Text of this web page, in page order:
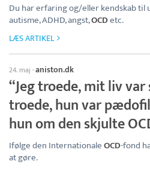
Du har erfaring og/eller kendskab
autisme, ADHD, angst,OCDetc.
LÆS ARTIKEL
24. maj ·aniston.dk
“Jeg troede, mit liv
troede, hun var
hun om den skjulte
Ifølge den InternationaleOCD-fond
at gøre.